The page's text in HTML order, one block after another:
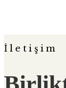
İletişim